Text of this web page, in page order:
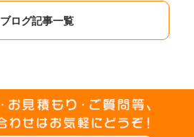
ブログ記事一覧